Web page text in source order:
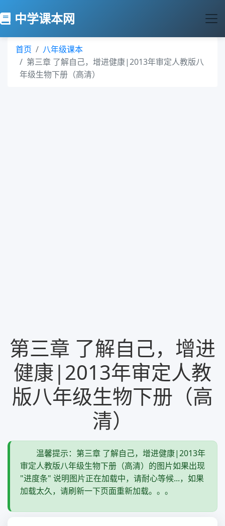
中学课本网
首页
八年级课本
第三章 了解自己，增进健康|2013年审定人教版八
年级生物下册（高清）
第三章 了解自己，增进
健康|2013年审定人教
版八年级生物下册（高
清）
温馨提示：第三章 了解自己，增进健康|2013年
审定人教版八年级生物下册（高清）的图片如果出现
"进度条" 说明图片正在加载中，请耐心等候...，如果
加载太久，请刷新一下页面重新加载。。。